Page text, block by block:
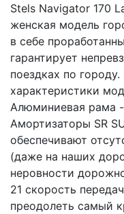
Stels Navigator 170
женская модель
в себе
гарантирует
поездках по
характеристики
Алюминиевая рама
Амортизаторы SR
обеспечивают
(даже на наших
неровности
21 скорость
преодолеть самый